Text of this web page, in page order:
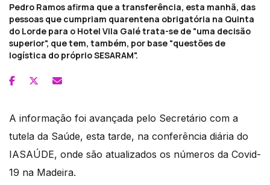
Pedro Ramos afirma que a transferência, esta manhã, das
pessoas que cumpriam quarentena obrigatória na Quinta
do Lorde para o Hotel Vila Galé trata-se de "uma decisão
superior", que tem, também, por base "questões de
logística do próprio SESARAM".
A informação foi avançada pelo Secretário com a
tutela da Saúde, esta tarde, na conferência diária do
IASAÚDE, onde são atualizados os números da Covid-
19 na Madeira.